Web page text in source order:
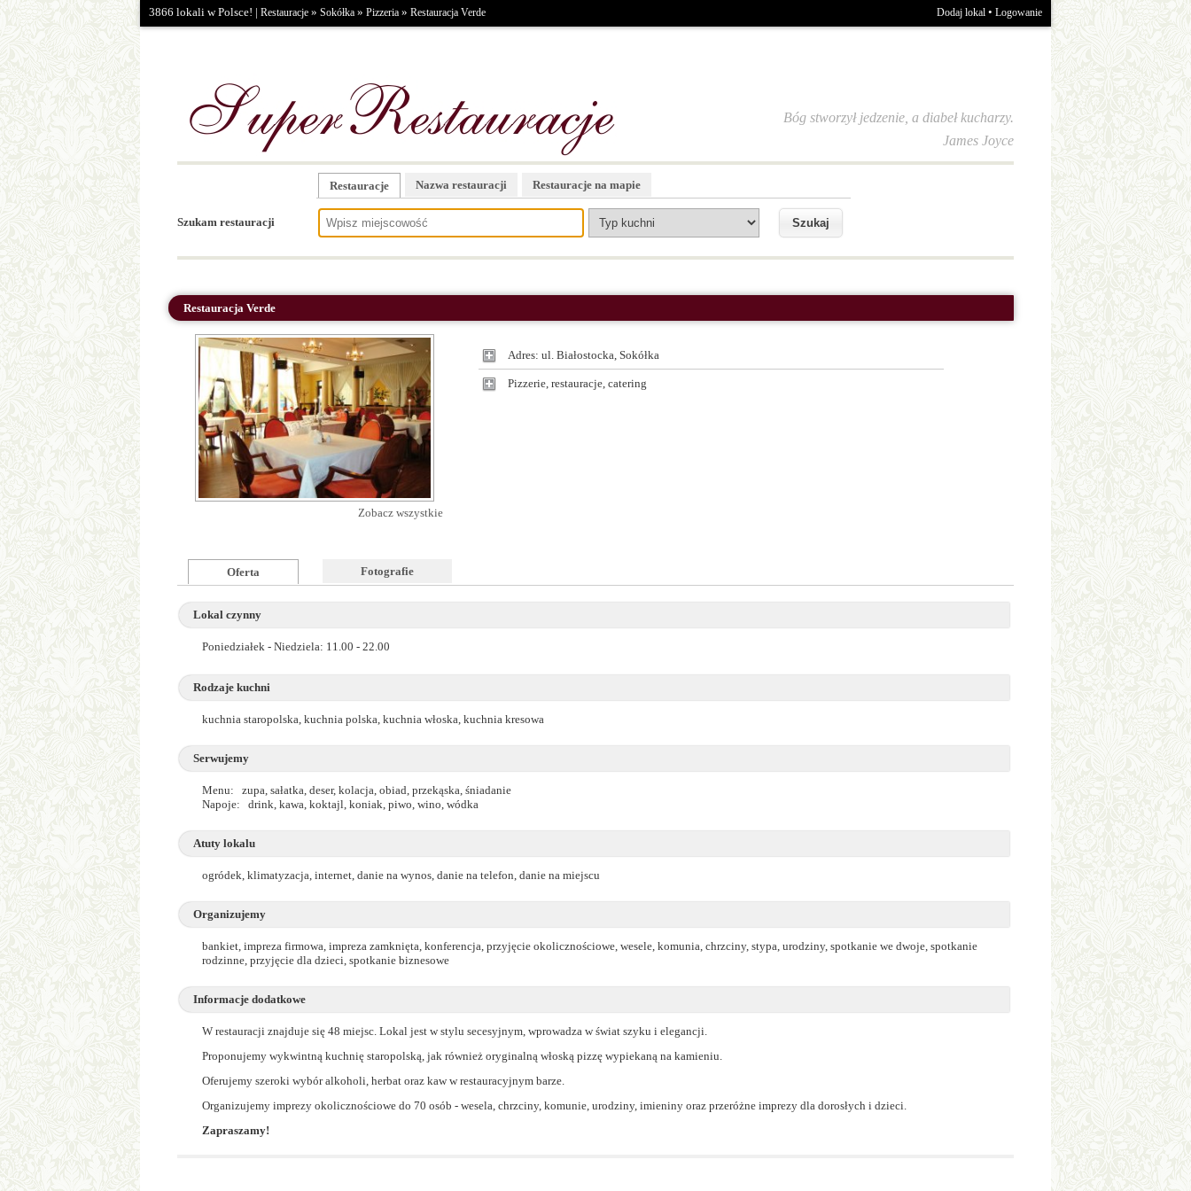
3866 lokali w Polsce! | Restauracje » Sokółka » Pizzeria » Restauracja Verde Dodaj lokal • Logowanie
Bóg stworzył jedzenie, a diabeł kucharzy.
James Joyce
Szukam restauracji
Restauracje Nazwa restauracji Restauracje na mapie
Restauracja Verde
Zobacz wszystkie
Adres: ul. Białostocka, Sokółka
Pizzerie, restauracje, catering
Oferta Fotografie
Lokal czynny
Poniedziałek - Niedziela: 11.00 - 22.00
Rodzaje kuchni
kuchnia staropolska, kuchnia polska, kuchnia włoska, kuchnia kresowa
Serwujemy
Menu: zupa, sałatka, deser, kolacja, obiad, przekąska, śniadanie
Napoje: drink, kawa, koktajl, koniak, piwo, wino, wódka
Atuty lokalu
ogródek, klimatyzacja, internet, danie na wynos, danie na telefon, danie na miejscu
Organizujemy
bankiet, impreza firmowa, impreza zamknięta, konferencja, przyjęcie okolicznościowe, wesele, komunia, chrzciny, stypa, urodziny, spotkanie we dwoje, spotkanie
rodzinne, przyjęcie dla dzieci, spotkanie biznesowe
Informacje dodatkowe
W restauracji znajduje się 48 miejsc. Lokal jest w stylu secesyjnym, wprowadza w świat szyku i elegancji.
Proponujemy wykwintną kuchnię staropolską, jak również oryginalną włoską pizzę wypiekaną na kamieniu.
Oferujemy szeroki wybór alkoholi, herbat oraz kaw w restauracyjnym barze.
Organizujemy imprezy okolicznościowe do 70 osób - wesela, chrzciny, komunie, urodziny, imieniny oraz przeróżne imprezy dla dorosłych i dzieci.
Zapraszamy!